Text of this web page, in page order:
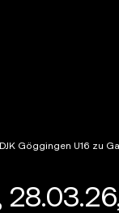
Göggingen U16 zu